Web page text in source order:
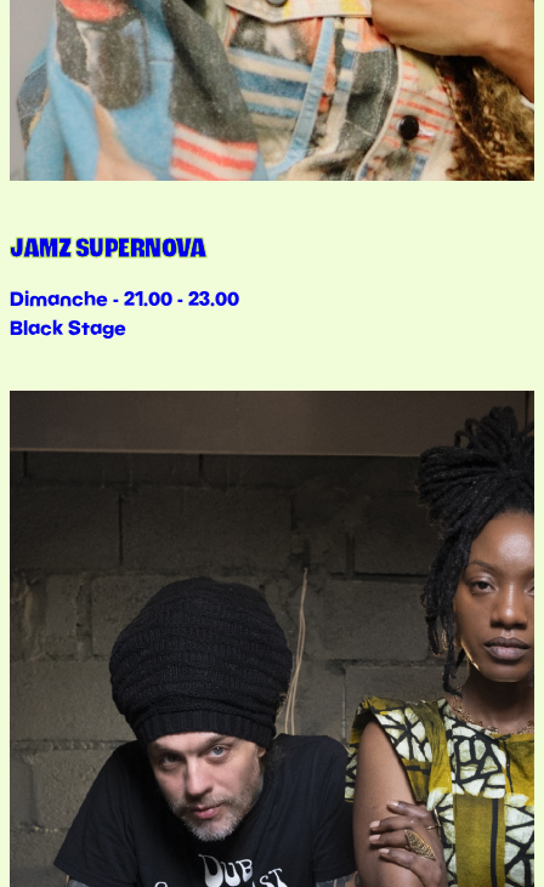
JAMZ SUPERNOVA
Dimanche - 21.00 - 23.00
Black Stage